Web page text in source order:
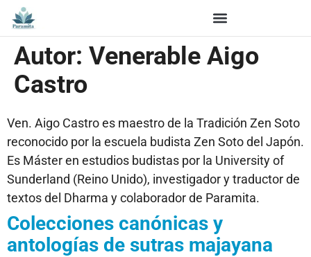
Autor: Venerable Aigo
Castro
Ven. Aigo Castro es maestro de la Tradición Zen Soto
reconocido por la escuela budista Zen Soto del Japón.
Es Máster en estudios budistas por la University of
Sunderland (Reino Unido), investigador y traductor de
textos del Dharma y colaborador de Paramita.
Colecciones canónicas y
antologías de sutras majayana